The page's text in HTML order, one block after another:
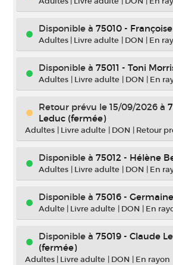
Disponible à 75010 -
Adultes | Livre adulte | DON | En
Disponible à 75011 - Toni
Adultes | Livre adulte | DON | En
Retour prévu le 15/09/2026 à
Leduc (fermée)
Adultes | Livre adulte | DON | Retour
Disponible à 75012 - Hélène
Adultes | Livre adulte | DON | En
Disponible à 75016 -
Adulte | Livre adulte | DON | En
Disponible à 75019 - Claude
(fermée)
Adultes | Livre adulte | DON | En rayon